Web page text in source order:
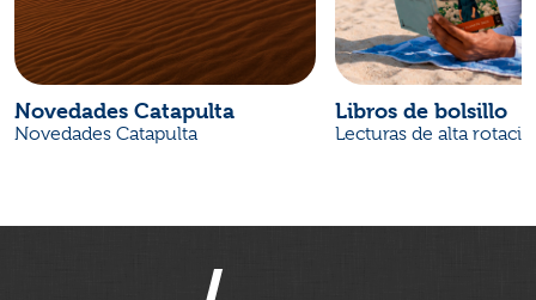
Novedades Catapulta
Novedades Catapulta
Libros de bolsillo
Lecturas de alta